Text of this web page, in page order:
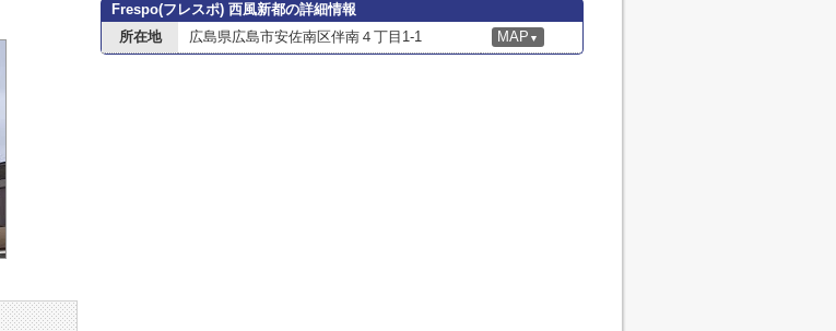
Frespo(フレスポ) 西風新都の詳細情報
所在地
広島県広島市安佐南区伴南４丁目1-1 MAP ▼